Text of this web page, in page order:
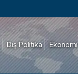
Dış Politika Ekonomi